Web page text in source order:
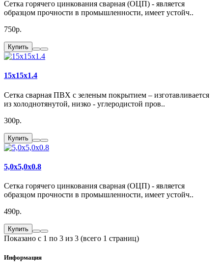
Сетка горячего цинкования сварная (ОЦП) - является
образцом прочности в промышленности, имеет устойч..
750р.
Купить
15x15x1.4
Сетка сварная ПВХ с зеленым покрытием – изготавливается
из холоднотянутой, низко - углеродистой пров..
300р.
Купить
5,0x5,0x0.8
Сетка горячего цинкования сварная (ОЦП) - является
образцом прочности в промышленности, имеет устойч..
490р.
Купить
Показано с 1 по 3 из 3 (всего 1 страниц)
Информация